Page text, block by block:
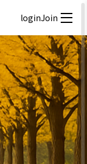
loginJoin